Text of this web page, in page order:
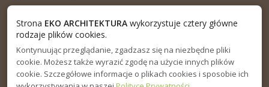
MENU
Strona EKO ARCHITEKTURAwykorzystuje cztery główne
rodzaje plików cookies.
Kontynuując przeglądanie, zgadzasz się na niezbędne pliki
cookie. Możesz także wyrazić zgodę na użycie innych plików
cookie. Szczegółowe informacje o plikach cookies i sposobie ich